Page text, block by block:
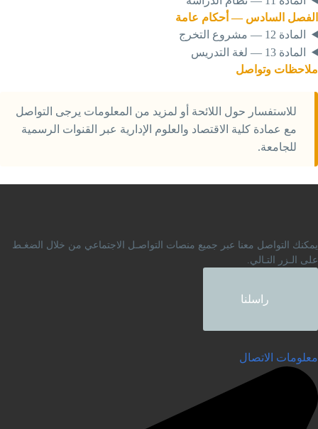
السادس — أحكام عامة
المادة 12 — مشروع التخرج
المادة 13 — لغة التدريس
وتواصل
للاستفسار حول اللائحة أو لمزيد من المعلومات يرجى التواصل
مع عمادة كلية الاقتصاد والعلوم الإدارية عبر القنوات الرسمية
للجامعة.
التواصل معنا عبر جميع منصات التواصـل الاجتماعي من خلال الضغـط
الـزر التـالي.
راسلنا
الاتصال